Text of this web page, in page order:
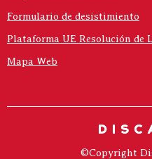
Formulario de desistimiento
Plataforma UE Resolución de
Mapa Web
©Copyright